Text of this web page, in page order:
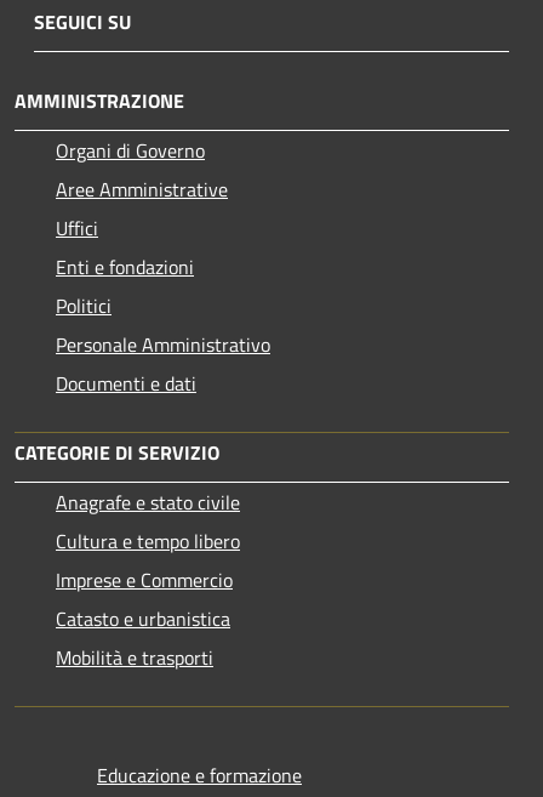
SEGUICI SU
AMMINISTRAZIONE
Organi di Governo
Aree Amministrative
Uffici
Enti e fondazioni
Politici
Personale Amministrativo
Documenti e dati
CATEGORIE DI SERVIZIO
Anagrafe e stato civile
Cultura e tempo libero
Imprese e Commercio
Catasto e urbanistica
Mobilità e trasporti
Educazione e formazione